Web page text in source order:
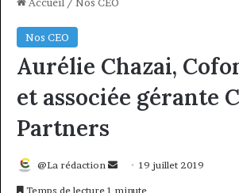
Accueil / Nos CEO
Nos CEO
Aurélie Chazai,
et associée gérante
Partners
@La rédaction
Envoyer19 juillet 2019
Temps de lecture 1 minute